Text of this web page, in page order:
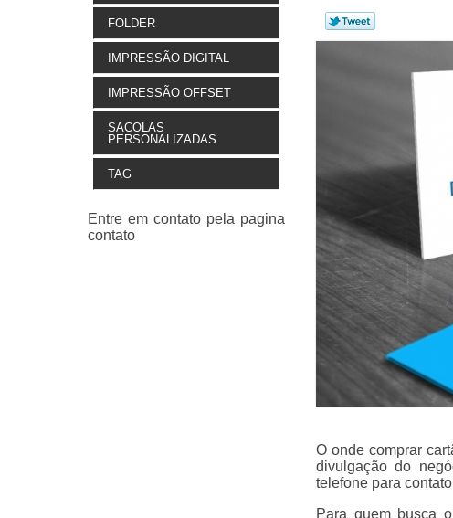
FOLDER
IMPRESSÃO DIGITAL
IMPRESSÃO OFFSET
SACOLAS
PERSONALIZADAS
TAG
O onde comprar
divulgação do
telefone para
Para quem busca